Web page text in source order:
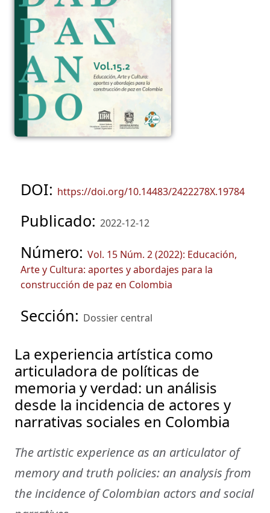
DOI: https://doi.org/10.14483/2422278X.19784
Publicado: 2022-12-12
Número: Vol. 15 Núm. 2 (2022): Educación,
Arte y Cultura: aportes y abordajes para la
construcción de paz en Colombia
Sección: Dossier central
La experiencia artística como
articuladora de políticas de
memoria y verdad: un análisis
desde la incidencia de actores y
narrativas sociales en Colombia
The artistic experience as an articulator of
memory and truth policies: an analysis from
the incidence of Colombian actors and social